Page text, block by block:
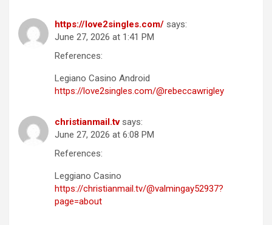
https://love2singles.com/ says:
June 27, 2026 at 1:41 PM
References:
Legiano Casino Android
https://love2singles.com/@rebeccawrigley
christianmail.tv says:
June 27, 2026 at 6:08 PM
References:
Leggiano Casino
https://christianmail.tv/@valmingay52937?
page=about